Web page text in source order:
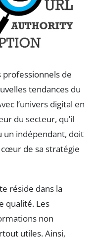
professionnels de
tendances du
l’univers digital en
du secteur, qu’il
un indépendant, doit
de sa stratégie
réside dans la
qualité. Les
non
utiles. Ainsi,